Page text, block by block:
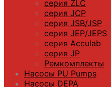
серия ZLC
серия JCP
серия JSB/JSP
серия JEP/JEPS
серия Acculab
серия JP
Ремкомплекты
Насосы PU Pumps
Насосы DEPA